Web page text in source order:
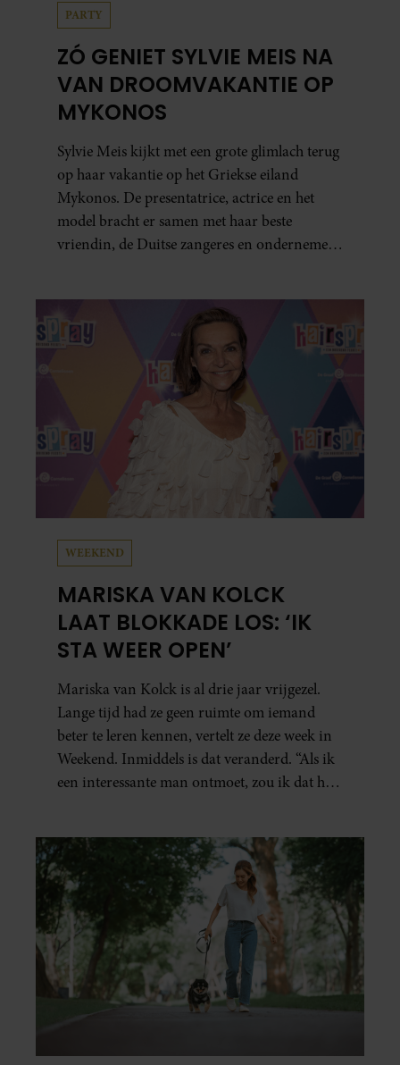
PARTY
ZÓ GENIET SYLVIE MEIS NA
VAN DROOMVAKANTIE OP
MYKONOS
Sylvie Meis kijkt met een grote glimlach terug
op haar vakantie op het Griekse eiland
Mykonos. De presentatrice, actrice en het
model bracht er samen met haar beste
vriendin, de Duitse zangeres en ondernemer
zonovergoten bestemming én vertelt ze hoe
bijzonder de reis voor haar is geweest.
WEEKEND
MARISKA VAN KOLCK
LAAT BLOKKADE LOS: ‘IK
STA WEER OPEN’
Mariska van Kolck is al drie jaar vrijgezel.
Lange tijd had ze geen ruimte om iemand
beter te leren kennen, vertelt ze deze week in
Weekend. Inmiddels is dat veranderd. “Als ik
een interessante man ontmoet, zou ik dat heel